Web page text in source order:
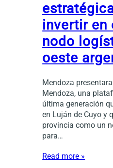
invertir en
nodo
oeste
Mendoza
Mendoza, una
última generación
en Luján de Cuyo y
provincia como un
para…
Read more »